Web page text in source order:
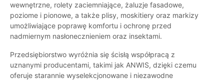
wewnętrzne, rolety zaciemniające, żaluzje fasadowe,
poziome i pionowe, a także plisy, moskitiery oraz markizy
umożliwiające poprawę komfortu i ochronę przed
nadmiernym nasłonecznieniem oraz insektami.
Przedsiębiorstwo wyróżnia się ścisłą współpracą z
uznanymi producentami, takimi jak ANWIS, dzięki czemu
oferuje starannie wyselekcjonowane i niezawodne